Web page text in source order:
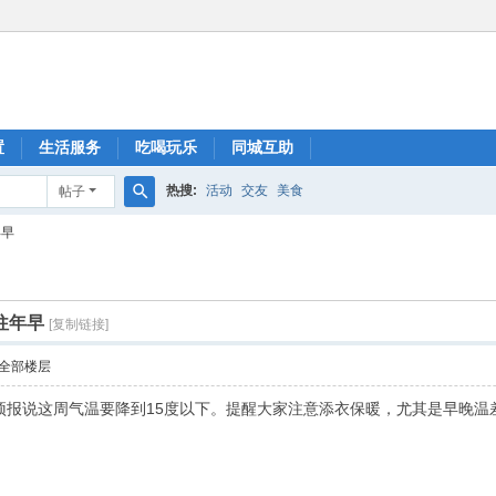
生活服务 吃喝玩乐 同城互助
帖子 热搜: 活动 交友 美食
年早 [复制链接]
部楼层
说这周气温要降到15度以下。提醒大家注意添衣保暖，尤其是早晚